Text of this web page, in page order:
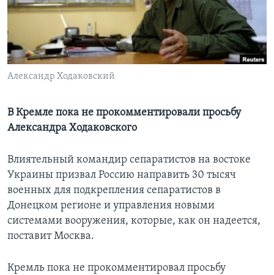
Learning English
СОЦИАЛЬНЫЕ СЕТИ
Языки
Александр Ходаковский
В Кремле пока не прокомментировали просьбу
Александра Ходаковского
Влиятельный командир сепаратистов на востоке
Украины призвал Россию направить 30 тысяч
военных для подкрепления сепаратистов в
Донецком регионе и управления новыми
системами вооружения, которые, как он надеется,
поставит Москва.
Кремль пока не прокомментировал просьбу